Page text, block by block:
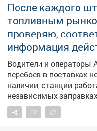
После каждого
топливным
проверяю,
информация
Водители и операторы
перебоев в поставках
наличии, станции
независимых заправках
хорошие новости. Но
будем и дальше